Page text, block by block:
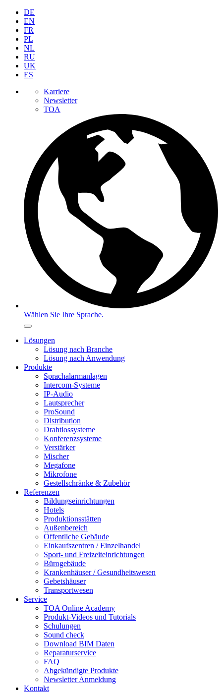
DE
EN
FR
PL
NL
RU
UK
ES
Karriere
Newsletter
TOA
Wählen Sie Ihre Sprache.
Lösungen
Lösung nach Branche
Lösung nach Anwendung
Produkte
Sprachalarmanlagen
Intercom-Systeme
IP-Audio
Lautsprecher
ProSound
Distribution
Drahtlossysteme
Konferenzsysteme
Verstärker
Mischer
Megafone
Mikrofone
Gestellschränke & Zubehör
Referenzen
Bildungseinrichtungen
Hotels
Produktionsstätten
Außenbereich
Öffentliche Gebäude
Einkaufszentren / Einzelhandel
Sport- und Freizeiteinrichtungen
Bürogebäude
Krankenhäuser / Gesundheitswesen
Gebetshäuser
Transportwesen
Service
TOA Online Academy
Produkt-Videos und Tutorials
Schulungen
Sound check
Download BIM Daten
Reparaturservice
FAQ
Abgekündigte Produkte
Newsletter Anmeldung
Kontakt